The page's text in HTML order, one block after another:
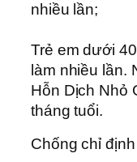
nhiều lần;
Trẻ em dưới
làm nhiều lần.
Hỗn Dịch Nhỏ
tháng tuổi.
Chống chỉ định